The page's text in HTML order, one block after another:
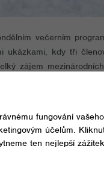
večerním
kdy tři
zájem
účastníku se
zatáčení, které
desetibodové
tým po celou dobu
více než